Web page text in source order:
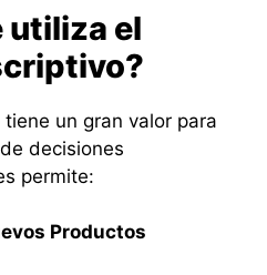
utiliza el
un gran valor para
decisiones
permite:
Productos